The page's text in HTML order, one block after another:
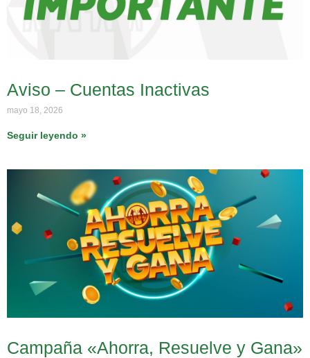
Aviso – Cuentas Inactivas
mayo 18, 2026
Seguir leyendo »
Campaña «Ahorra, Resuelve y Gana»